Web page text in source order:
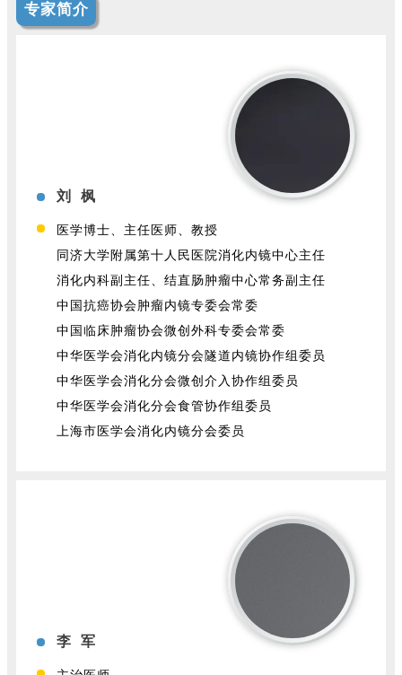
专家简介
刘 枫
医学博士、主任医师、教授
同济大学附属第十人民医院消化内镜中心主任
消化内科副主任、结直肠肿瘤中心常务副主任
中国抗癌协会肿瘤内镜专委会常委
中国临床肿瘤协会微创外科专委会常委
中华医学会消化内镜分会隧道内镜协作组委员
中华医学会消化分会微创介入协作组委员
中华医学会消化分会食管协作组委员
上海市医学会消化内镜分会委员
李 军